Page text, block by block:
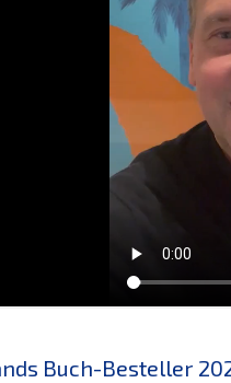
Buch-Besteller